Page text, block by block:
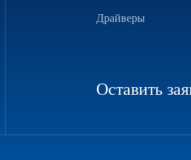
Драйверы
Оставить